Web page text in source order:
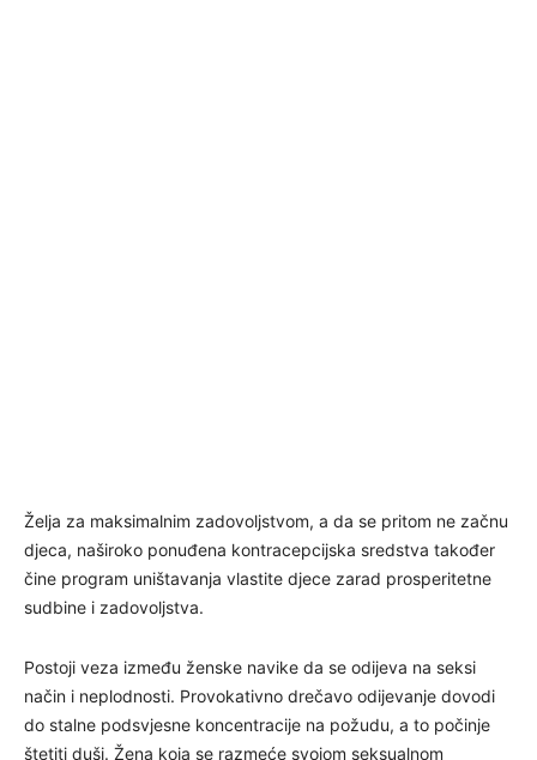
Želja za maksimalnim zadovoljstvom, a da se pritom ne začnu
djeca, naširoko ponuđena kontracepcijska sredstva također
čine program uništavanja vlastite djece zarad prosperitetne
sudbine i zadovoljstva.
Postoji veza između ženske navike da se odijeva na seksi
način i neplodnosti. Provokativno drečavo odijevanje dovodi
do stalne podsvjesne koncentracije na požudu, a to počinje
štetiti duši. Žena koja se razmeće svojom seksualnom